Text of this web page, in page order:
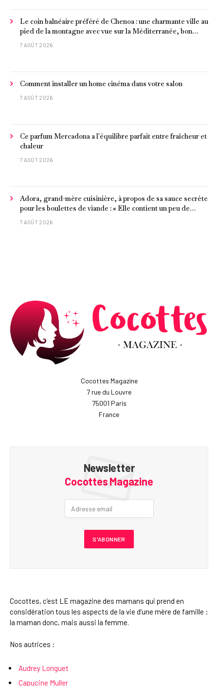
Le coin balnéaire préféré de Chenoa : une charmante ville au
pied de la montagne avec vue sur la Méditerranée, bon
poisson et criques isolées
7 AOÛT 2026
Comment installer un home cinéma dans votre salon
7 AOÛT 2026
Ce parfum Mercadona a l'équilibre parfait entre fraîcheur et
chaleur
7 AOÛT 2026
Adora, grand-mère cuisinière, à propos de sa sauce secrète
pour les boulettes de viande : « Elle contient un peu de
curcuma, du poivre, une poignée d'amandes et des tomates
7 AOÛT 2026
Cocottes Magazine
7 rue du Louvre
75001 Paris
France
Newsletter
Cocottes Magazine
Cocottes, c’est LE magazine des mamans qui prend en
considération tous les aspects de la vie d’une mère de famille :
la maman donc, mais aussi la femme.
Nos autrices :
Audrey Longuet
Capucine Muller